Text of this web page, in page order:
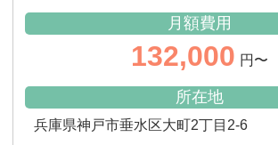
月額費用
132,000 円〜
所在地
兵庫県神戸市垂水区大町2丁目2-6